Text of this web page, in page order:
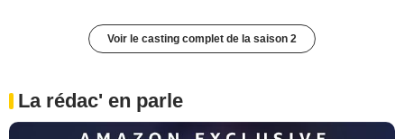
Voir le casting complet de la saison 2
La rédac' en parle